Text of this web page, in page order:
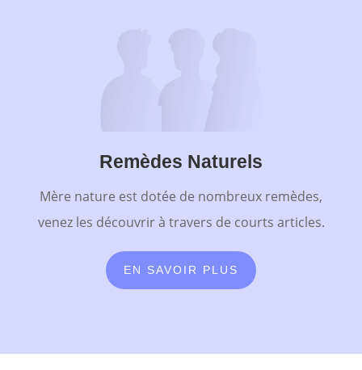
Remèdes Naturels
Mère nature est dotée de nombreux remèdes,
venez les découvrir à travers de courts articles.
EN SAVOIR PLUS